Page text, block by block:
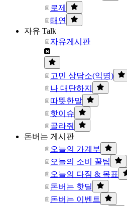
로제
태연
자유 Talk
자유게시판
고민 상담소(익명)
나 대단하지
따뜻한말
핫이슈
골라줘
돈버는 게시판
오늘의 가계부
오늘의 소비 꿀팁
오늘의 다짐 & 목표
돈버는 핫딜
돈버는 이벤트